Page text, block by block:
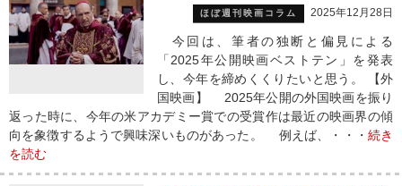
ほぼ週刊映画コラム 2025年12月28日
今回は、筆者の独断と偏見による
「2025年公開映画ベストテン」を発表
し、今年を締めくくりたいと思う。 【外
国映画】 2025年公開の外国映画を振り
返った時に、今年の米アカデミー賞での受賞作は最近の映画界の傾
向を象徴するようで興味深いものがあった。 例えば、・・・ 続き
を読む